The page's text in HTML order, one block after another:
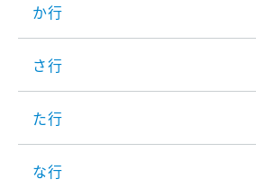
か行
さ行
た行
な行